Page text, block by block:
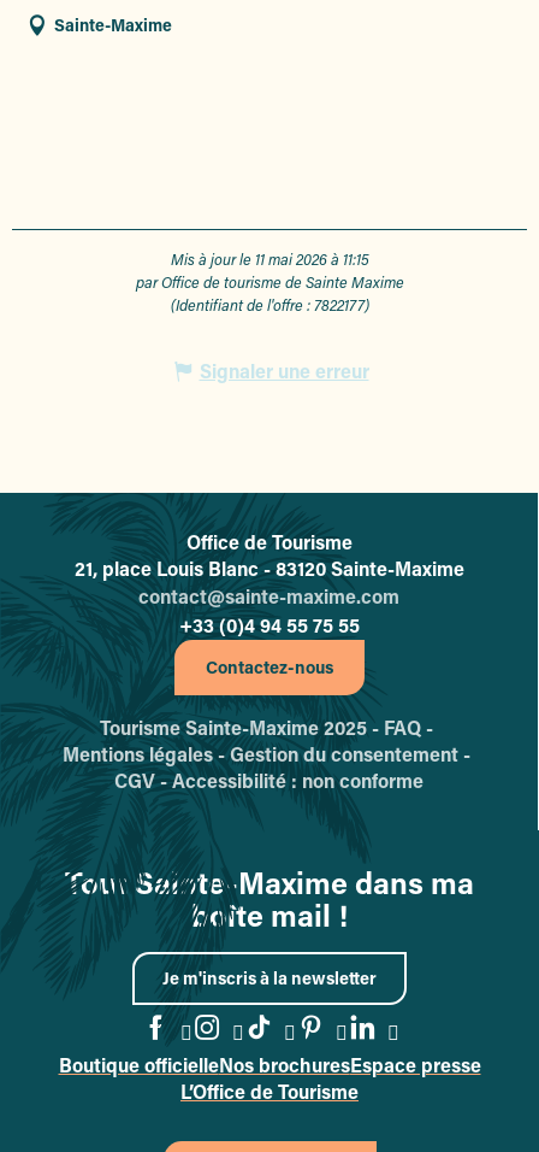
Sainte-Maxime
Mis à jour le 11 mai 2026 à 11:15
par Office de tourisme de Sainte Maxime
(Identifiant de l'offre : 7822177)
Signaler une erreur
L'office de tourisme de Sainte-
Office de Tourisme
21, place Louis Blanc - 83120 Sainte-Maxime
contact@sainte-maxime.com
+33 (0)4 94 55 75 55
Contactez-nous
Tourisme Sainte-Maxime 2025 - FAQ -
Mentions légales -Gestion du consentement -
CGV -Accessibilité : non conforme
Tout Sainte-Maxime dans ma
boîte mail !
Je m'inscris à la newsletter
Accéder à la page Facebook
Accéder à la page
Accéder à la page
Accéder à la
Accéder à la
Boutique officielleNos brochuresEspace presse
L’Office de Tourisme